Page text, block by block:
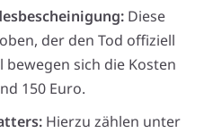
Diese
der den Tod offiziell
sich die Kosten
150 Euro.
Hierzu zählen unter